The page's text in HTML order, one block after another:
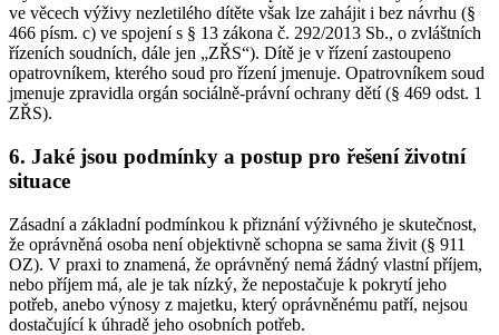
ve věcech výživy nezletilého dítěte však lze zahájit i bez návrhu (§
466 písm. c) ve spojení s § 13 zákona č. 292/2013 Sb., o zvláštních
řízeních soudních, dále jen „ZŘS“). Dítě je v řízení zastoupeno
opatrovníkem, kterého soud pro řízení jmenuje. Opatrovníkem soud
jmenuje zpravidla orgán sociálně-právní ochrany dětí (§ 469 odst. 1
ZŘS).
6. Jaké jsou podmínky a postup pro řešení životní
situace
Zásadní a základní podmínkou k přiznání výživného je skutečnost,
že oprávněná osoba není objektivně schopna se sama živit (§ 911
OZ). V praxi to znamená, že oprávněný nemá žádný vlastní příjem,
nebo příjem má, ale je tak nízký, že nepostačuje k pokrytí jeho
potřeb, anebo výnosy z majetku, který oprávněnému patří, nejsou
dostačující k úhradě jeho osobních potřeb.